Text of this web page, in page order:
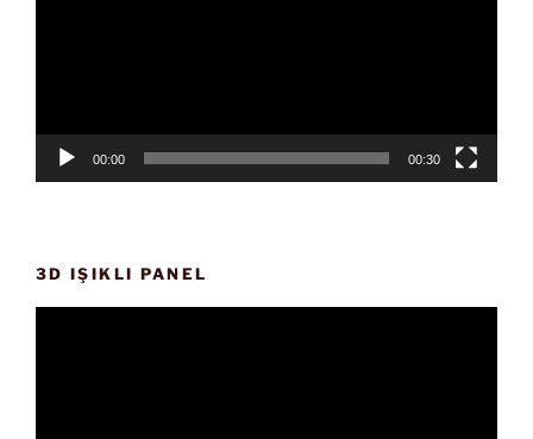
00:00 00:30
3D IŞIKLI PANEL